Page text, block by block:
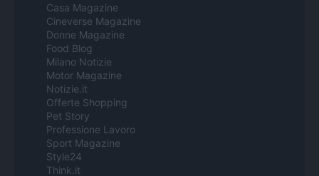
Casa Magazine
Cineverse Magazine
Donne Magazine
Food Blog
Milano Notizie
Motor Magazine
Notizie.it
Offerte Shopping
Pet Story
Professione Lavoro
Sport Magazine
Style24
Think.it